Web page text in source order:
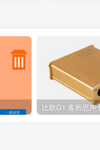
比歌G1 客所思声